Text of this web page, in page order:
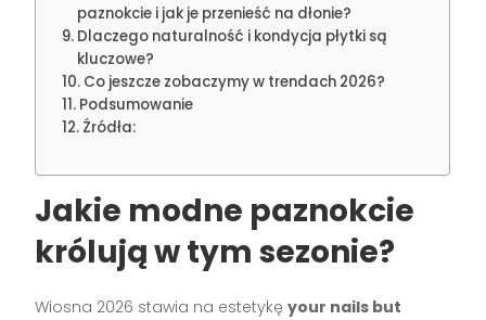
paznokcie i jak je przenieść na dłonie?
Dlaczego naturalność i kondycja płytki są
kluczowe?
Co jeszcze zobaczymy w trendach 2026?
Podsumowanie
Źródła:
Jakie modne paznokcie
królują w tym sezonie?
Wiosna 2026 stawia na estetykęyour nails but